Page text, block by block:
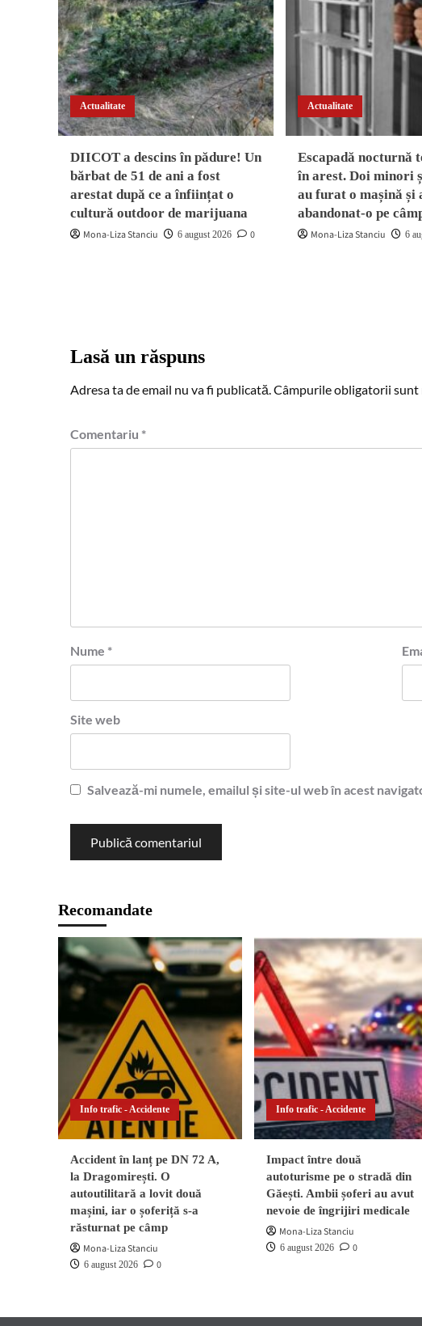
Actualitate
DIICOT a descins în pădure! Un
bărbat de 51 de ani a fost
arestat după ce a înființat o
cultură outdoor de marijuana
Mona-Liza Stanciu 6 august 2026 0
Actualitate
Escapadă nocturnă
în arest. Doi minori
au furat o mașină și
abandonat-o pe
Mona-Liza Stanciu 6
Lasă un răspuns
Adresa ta de email nu va fi publicată.Câmpurile obligatorii sunt
Comentariu *
Nume *
Site web
Salvează-mi numele, emailul și site-ul web în acest
Recomandate
Info trafic - Accidente
Accident în lanț pe DN 72 A,
la Dragomirești. O
autoutilitară a lovit două
mașini, iar o șoferiță s-a
răsturnat pe câmp
Mona-Liza Stanciu
6 august 2026 0
Info trafic - Accidente
Impact între două
autoturisme pe o stradă din
Găești. Ambii șoferi au avut
nevoie de îngrijiri medicale
Mona-Liza Stanciu
6 august 2026 0